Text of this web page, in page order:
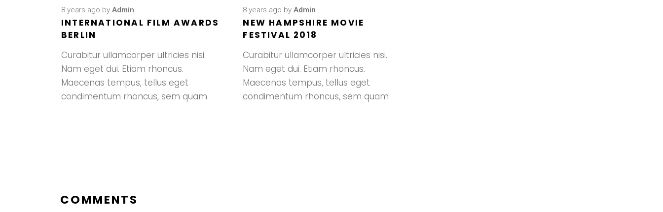
8 years ago by Admin
INTERNATIONAL FILM AWARDS
BERLIN
Curabitur ullamcorper ultricies nisi.
Nam eget dui. Etiam rhoncus.
Maecenas tempus, tellus eget
condimentum rhoncus, sem quam
8 years ago byAdmin
NEW HAMPSHIRE MOVIE
FESTIVAL 2018
Curabitur ullamcorper ultricies nisi.
Nam eget dui. Etiam rhoncus.
Maecenas tempus, tellus eget
condimentum rhoncus, sem quam
COMMENTS